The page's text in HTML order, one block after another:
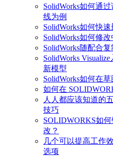
SolidWorks如何通
线为例
SolidWorks如何快
SolidWorks如何修
SolidWorks随配合
SolidWorks
新模型
SolidWorks如何在
如何在
人人都应该知道的
技巧
SOLIDWORKS如
改？
几个可以提高工作
选项